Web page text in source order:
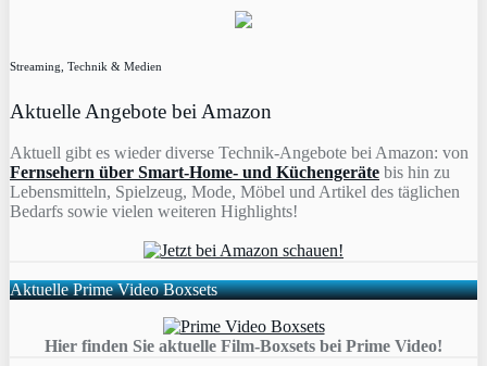
Streaming, Technik & Medien
Aktuelle Angebote bei Amazon
Aktuell gibt es wieder diverse Technik-Angebote bei Amazon: von
Fernsehern über Smart-Home- und Küchengeräte bis hin zu
Lebensmitteln, Spielzeug, Mode, Möbel und Artikel des täglichen
Bedarfs sowie vielen weiteren Highlights!
Aktuelle Prime Video Boxsets
Hier finden Sie aktuelle Film-Boxsets bei Prime Video!